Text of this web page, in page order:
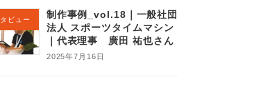
ビュー
制作事例_vol.18｜一般社団
法人 スポーツタイムマシン
｜代表理事 廣田 祐也さん
2025年7月16日